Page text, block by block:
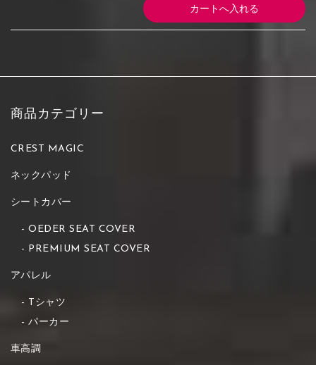
商品カテゴリー
CREST MAGIC
ネックパッド
シートカバー
OEDER SEAT COVER
PREMIUM SEAT COVER
アパレル
Tシャツ
パーカー
車高調